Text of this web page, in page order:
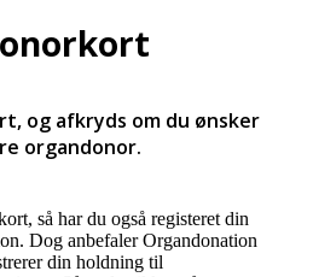
og afkryds om du ønsker
organdonor.
så har du også registeret din
Dog anbefaler Organdonation
din holdning til